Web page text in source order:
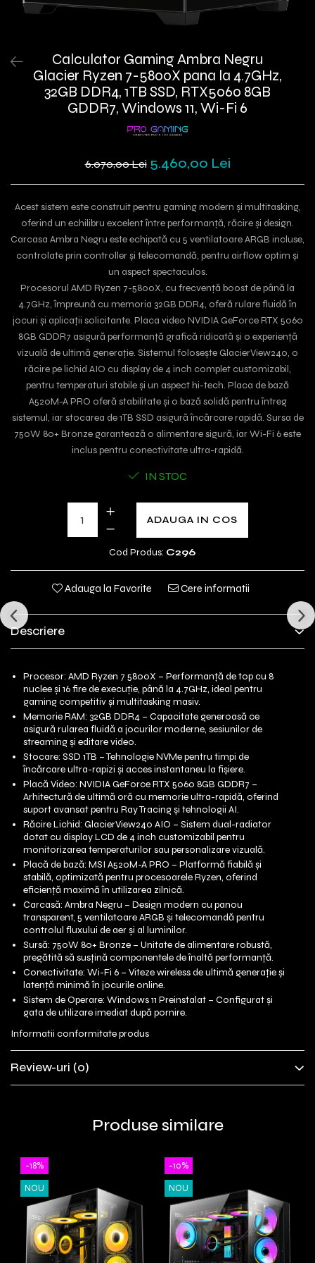
Calculator Gaming Ambra Negru
Glacier Ryzen 7-5800X pana la 4.7GHz,
32GB DDR4, 1TB SSD, RTX5060 8GB
GDDR7, Windows 11, Wi-Fi 6
6.070,00 Lei 5.460,00 Lei
Acest sistem este construit pentru gaming modern și multitasking,
oferind un echilibru excelent între performanță, răcire și design.
Carcasa Ambra Negru este echipată cu 5 ventilatoare ARGB incluse,
controlate prin controller și telecomandă, pentru airflow optim și
un aspect spectaculos.
Procesorul AMD Ryzen 7-5800X, cu frecvență boost de până la
4.7GHz, împreună cu memoria 32GB DDR4, oferă rulare fluidă în
jocuri și aplicații solicitante. Placa video NVIDIA GeForce RTX 5060
8GB GDDR7 asigură performanță grafică ridicată și o experiență
vizuală de ultimă generație. Sistemul folosește GlacierView240, o
răcire pe lichid AIO cu display de 4 inch complet customizabil,
pentru temperaturi stabile și un aspect hi-tech. Placa de bază
A520M-A PRO oferă stabilitate și o bază solidă pentru întreg
sistemul, iar stocarea de 1TB SSD asigură încărcare rapidă. Sursa de
750W 80+ Bronze garantează o alimentare sigură, iar Wi-Fi 6 este
inclus pentru conectivitate ultra-rapidă.
IN STOC
ADAUGA IN COS
Cod Produs: C296
Adauga la Favorite Cere informatii
Descriere
Procesor: AMD Ryzen 7 5800X – Performanță de top cu 8
nuclee și 16 fire de execuție, până la 4.7GHz, ideal pentru
gaming competitiv și multitasking masiv.
Memorie RAM: 32GB DDR4 – Capacitate generoasă ce
asigură rularea fluidă a jocurilor moderne, sesiunilor de
streaming și editare video.
Stocare: SSD 1TB – Tehnologie NVMe pentru timpi de
încărcare ultra-rapizi și acces instantaneu la fișiere.
Placă Video: NVIDIA GeForce RTX 5060 8GB GDDR7 –
Arhitectură de ultimă oră cu memorie ultra-rapidă, oferind
suport avansat pentru Ray Tracing și tehnologii AI.
Răcire Lichid: GlacierView240 AIO – Sistem dual-radiator
dotat cu display LCD de 4 inch customizabil pentru
monitorizarea temperaturilor sau personalizare vizuală.
Placă de bază: MSI A520M-A PRO – Platformă fiabilă și
stabilă, optimizată pentru procesoarele Ryzen, oferind
eficiență maximă în utilizarea zilnică.
Carcasă: Ambra Negru – Design modern cu panou
transparent, 5 ventilatoare ARGB și telecomandă pentru
controlul fluxului de aer și al luminilor.
Sursă: 750W 80+ Bronze – Unitate de alimentare robustă,
pregătită să susțină componentele de înaltă performanță.
Conectivitate: Wi-Fi 6 – Viteze wireless de ultimă generație și
latență minimă în jocurile online.
Sistem de Operare: Windows 11 Preinstalat – Configurat și
gata de utilizare imediat după pornire.
Informatii conformitate produs
Review-uri (0)
Produse similare
-18%
NOU
-10%
NOU